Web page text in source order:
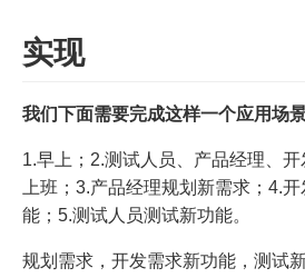
实现
我们下面需要完成这样一个应用场
1.早上；2.测试人员、产品经理、
上班；3.产品经理规划新需求；4.
能；5.测试人员测试新功能。
规划需求，开发需求新功能，测试